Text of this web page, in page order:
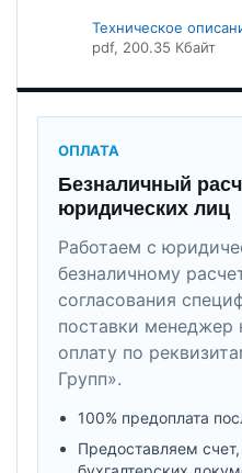
Техническое
pdf, 200.35 Кбайт
ОПЛАТА
Безналичный
юридических лиц
Работаем с
безналичному
согласования
поставки менеджер
оплату по
Групп».
100% предоплата
Предоставляем